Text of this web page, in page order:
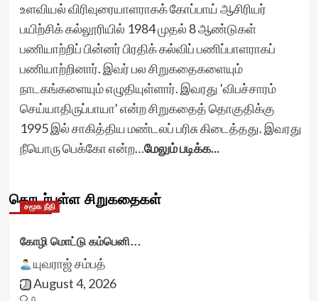
உளவியல் விரிவுரையாளராகக் கோப்பாய் ஆசிரியர்
பயிற்சிக் கல்லூரியில் 1984 முதல் 8 ஆண்டுகள்
பணியாற்றிப் பின்னர் பிரதிக் கல்விப் பணிப்பாளராகப்
பணியாற்றினார். இவர் பல சிறுகதைகளையும்
நாடகங்களையும் எழுதியுள்ளார். இவரது 'விபச்சாரம்
செய்யாதிருப்பாயா' என்ற சிறுகதைத் தொகுதிக்கு
1995 இல் சாகித்திய மண்டலப் பரிசு கிடைத்தது. இவரது
நீயொரு பெக்கோ என்ற…மேலும் படிக்க...
தொடர்புள்ள சிறுகதைகள்
சமூக நீதி
கோழி மொட்டு கம்பெனி…
யுவராஜ் சம்பத்
August 4, 2026